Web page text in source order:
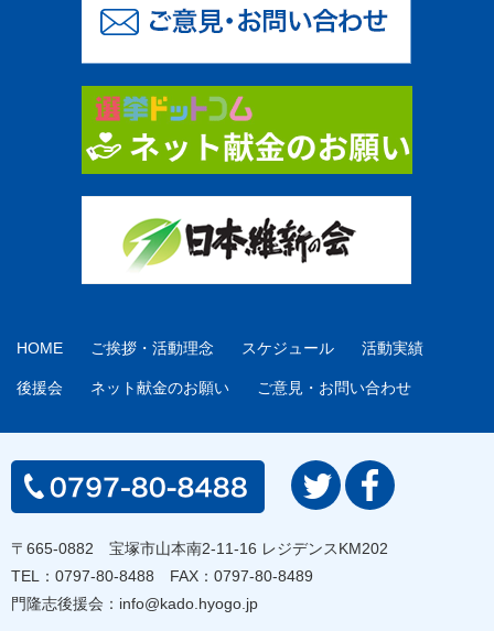
HOME ご挨拶・活動理念 スケジュール 活動実績
後援会 ネット献金のお願い ご意見・お問い合わせ
〒665-0882 宝塚市山本南2-11-16 レジデンスKM202
TEL： 0797-80-8488 FAX：0797-80-8489
門隆志後援会： info@kado.hyogo.jp